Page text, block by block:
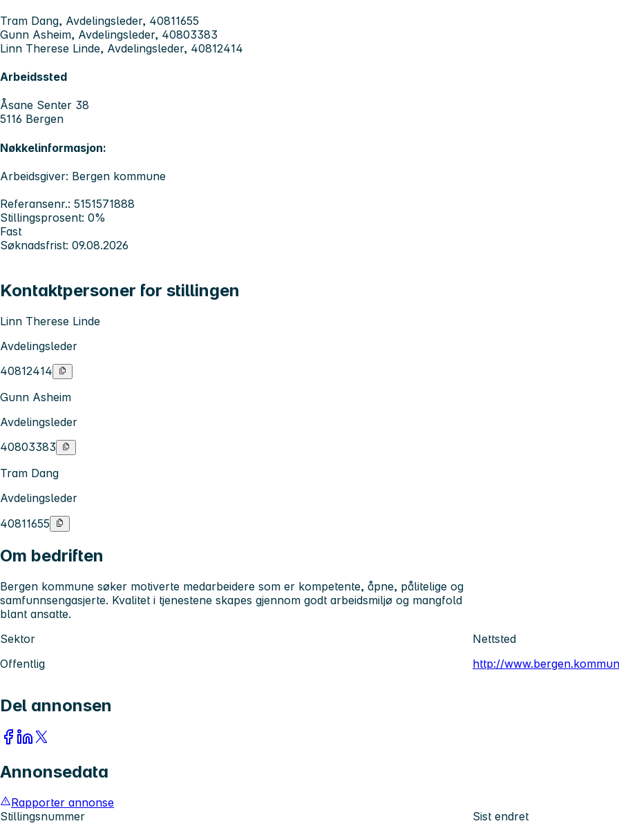
Tram Dang, Avdelingsleder, 40811655
Gunn Asheim, Avdelingsleder, 40803383
Linn Therese Linde, Avdelingsleder, 40812414
Arbeidssted
Åsane Senter 38
5116 Bergen
Nøkkelinformasjon:
Arbeidsgiver: Bergen kommune
Referansenr.: 5151571888
Stillingsprosent: 0%
Fast
Søknadsfrist: 09.08.2026
Kontaktpersoner for stillingen
Linn Therese Linde
Avdelingsleder
40812414
Gunn Asheim
Avdelingsleder
40803383
Tram Dang
Avdelingsleder
40811655
Om bedriften
Bergen kommune søker motiverte medarbeidere som er kompetente, åpne, pålitelige og
samfunnsengasjerte. Kvalitet i tjenestene skapes gjennom godt arbeidsmiljø og mangfold
blant ansatte.
Sektor
Offentlig
Nettsted
http://
Del annonsen
Annonsedata
Rapporter annonse
Stillingsnummer
Sist endret